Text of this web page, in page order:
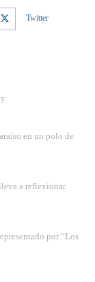
Twitter
en un polo de
a reflexionar
por “Los